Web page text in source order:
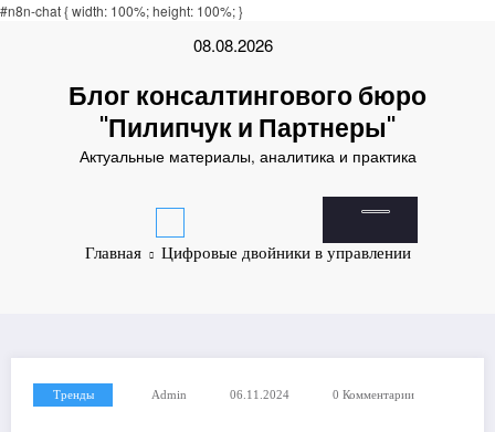
online casinosonline casinosnon gamestop casinos
#n8n-chat { width: 100%; height: 100%; }
08.08.2026
Блог консалтингового бюро
"Пилипчук и Партнеры"
Актуальные материалы, аналитика и практика
Главная Цифровые двойники в управлении
Тренды Admin 06.11.2024 0 Комментарии